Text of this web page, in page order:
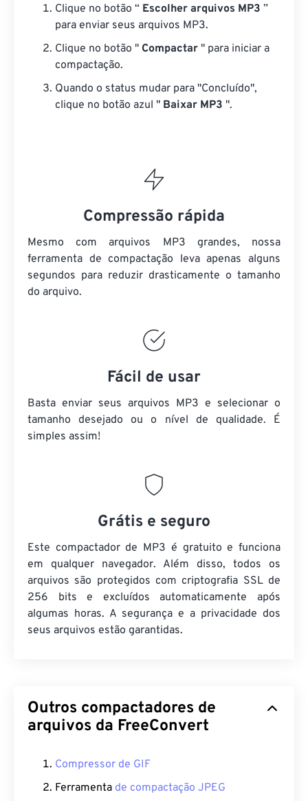
Clique no botão “ Escolher arquivos MP3 ”
para enviar seus arquivos MP3.
Clique no botão " Compactar " para iniciar a
compactação.
Quando o status mudar para "Concluído",
clique no botão azul " Baixar MP3 ".
Compressão rápida
Mesmo com arquivos MP3 grandes, nossa
ferramenta de compactação leva apenas alguns
segundos para reduzir drasticamente o tamanho
do arquivo.
Fácil de usar
Basta enviar seus arquivos MP3 e selecionar o
tamanho desejado ou o nível de qualidade. É
simples assim!
Grátis e seguro
Este compactador de MP3 é gratuito e funciona
em qualquer navegador. Além disso, todos os
arquivos são protegidos com criptografia SSL de
256 bits e excluídos automaticamente após
algumas horas. A segurança e a privacidade dos
seus arquivos estão garantidas.
Outros compactadores de
arquivos da FreeConvert
Compressor de GIF
Ferramenta de compactação JPEG